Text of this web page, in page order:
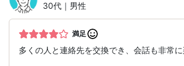
30代｜男性
満足
多くの人と連絡先を交換でき、会話も非常